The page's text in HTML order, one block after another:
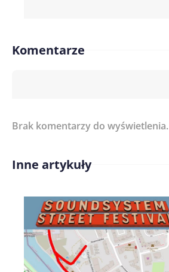
Komentarze
Imię/ Nick*
Brak komentarzy do wyświetlenia.
Inne artykuły